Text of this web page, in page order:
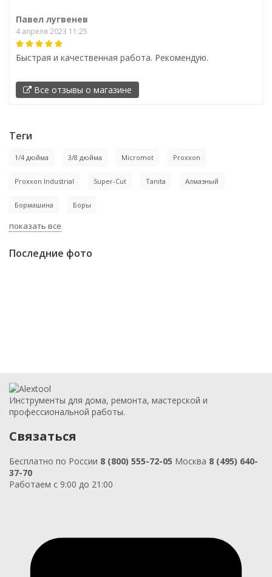
Павел лугвенев
4 апреля 2023 11:25
Быстрая и качественная работа. Рекомендую.
Все отзывы о магазине
Теги
1/4 дюйма 3/8 дюйма Micromot Proxxon
Proxxon Industrial Super-Cut Tanita Алмазный
Бормашина Боры
показать все
Последние фото
Инструменты для дома, ремонта, мастерской и
профессиональной работы.
Связаться
Бесплатно по России 8 (800) 555-72-05 Москва 8 (495) 640-
37-70
Работаем с 9:00 до 21:00